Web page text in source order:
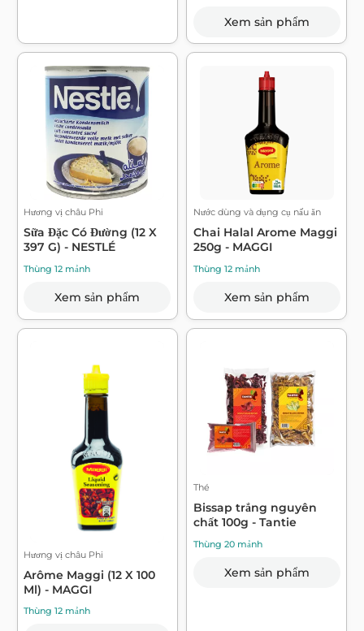
Xem sản phẩm
Hương vị châu Phi
Sữa Đặc Có Đường (12 X
397 G) - NESTLÉ
Thùng 12 mảnh
Xem sản phẩm
Nước dùng và dụng cụ nấu ăn
Chai Halal Arome Maggi
250g - MAGGI
Thùng 12 mảnh
Xem sản phẩm
Hương vị châu Phi
Arôme Maggi (12 X 100
Ml) - MAGGI
Thùng 12 mảnh
Thé
Bissap trắng nguyên
chất 100g - Tantie
Thùng 20 mảnh
Xem sản phẩm